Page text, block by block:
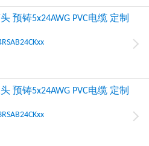
预铸5x24AWG PVC电缆 定制
预铸5x24AWG PVC电缆 定制